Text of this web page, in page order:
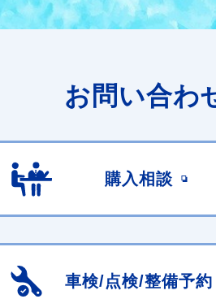
お問い合わ
購入相談
車検/点検/整備予約